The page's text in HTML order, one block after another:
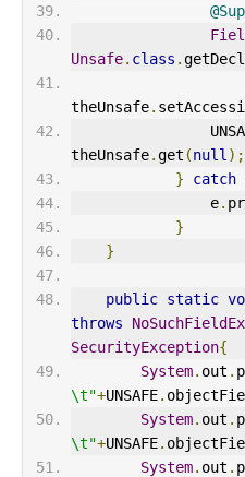
Unsafe. class .
theUnsafe.
theUnsafe.get (null );
}
catch
                e
.
}
}
public static
throws
SecurityException{
System. out .
\t"+UNSAFE.
System. out .
\t"+UNSAFE.
System. out .